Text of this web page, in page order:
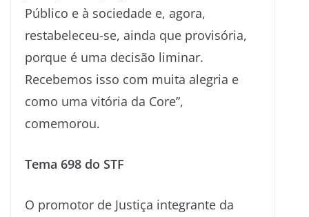
Público e à sociedade e, agora,
restabeleceu-se, ainda que provisória,
porque é uma decisão liminar.
Recebemos isso com muita alegria e
como uma vitória da Core”,
comemorou.
Tema 698 do STF
O promotor de Justiça integrante da